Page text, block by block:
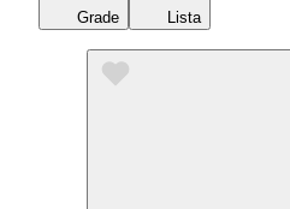
Grade Lista